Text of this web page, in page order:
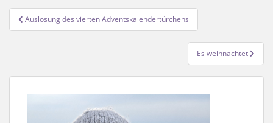
Beitragsnavigation
Auslosung des vierten Adventskalendertürchens
Es weihnachtet